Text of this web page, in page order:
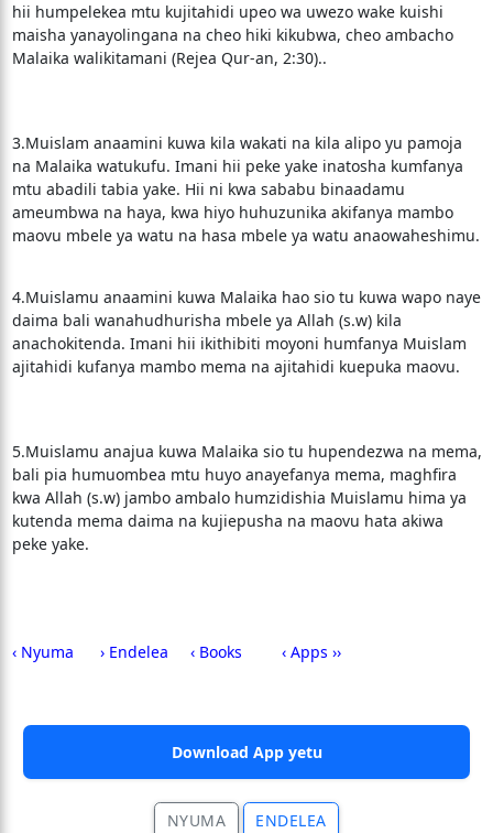
hii humpelekea mtu kujitahidi upeo wa uwezo wake kuishi
maisha yanayolingana na cheo hiki kikubwa, cheo ambacho
Malaika walikitamani (Rejea Qur-an, 2:30)..
3.Muislam anaamini kuwa kila wakati na kila alipo yu pamoja
na Malaika watukufu. Imani hii peke yake inatosha kumfanya
mtu abadili tabia yake. Hii ni kwa sababu binaadamu
ameumbwa na haya, kwa hiyo huhuzunika akifanya mambo
maovu mbele ya watu na hasa mbele ya watu anaowaheshimu.
4.Muislamu anaamini kuwa Malaika hao sio tu kuwa wapo naye
daima bali wanahudhurisha mbele ya Allah (s.w) kila
anachokitenda. Imani hii ikithibiti moyoni humfanya Muislam
ajitahidi kufanya mambo mema na ajitahidi kuepuka maovu.
5.Muislamu anajua kuwa Malaika sio tu hupendezwa na mema,
bali pia humuombea mtu huyo anayefanya mema, maghfira
kwa Allah (s.w) jambo ambalo humzidishia Muislamu hima ya
kutenda mema daima na kujiepusha na maovu hata akiwa
peke yake.
‹ Nyuma › Endelea ‹ Books ‹ Apps ››
Download App yetu
NYUMA ENDELEA